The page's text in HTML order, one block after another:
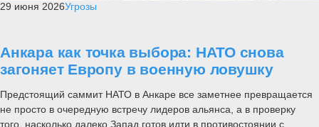
29 июня 2026Угрозы
Анкара как точка выбора: НАТО снова
загоняет Европу в военную ловушку
Предстоящий саммит НАТО в Анкаре все заметнее превращается
не просто в очередную встречу лидеров альянса, а в проверку
того, насколько далеко Запад готов идти в противостоянии с